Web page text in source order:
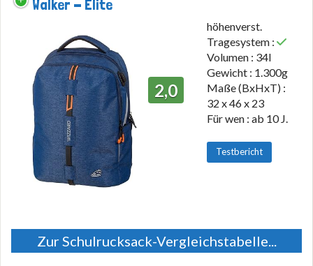
Walker - Elite
2,0
höhenverst.
Tragesystem :
Volumen : 34l
Gewicht : 1.300g
Maße (BxHxT) :
32 x 46 x 23
Für wen : ab 10 J.
Testbericht
Zur Schulrucksack-Vergleichstabelle...